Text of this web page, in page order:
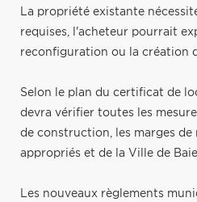
La propriété existante
requises, l'acheteur pourrait
reconfiguration ou la création
Selon le plan du certificat de
devra vérifier toutes les
de construction, les marges
appropriés et de la Ville de
Les nouveaux règlements